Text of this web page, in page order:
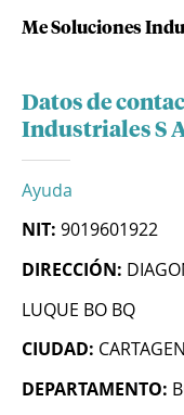
Me Soluciones
Datos de
Industriales S
Ayuda
NIT: 9019601922
DIRECCIÓN:
LUQUE BO BQ
CIUDAD:
DEPARTAMENTO: